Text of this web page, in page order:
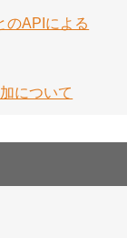
のAPIによる
について